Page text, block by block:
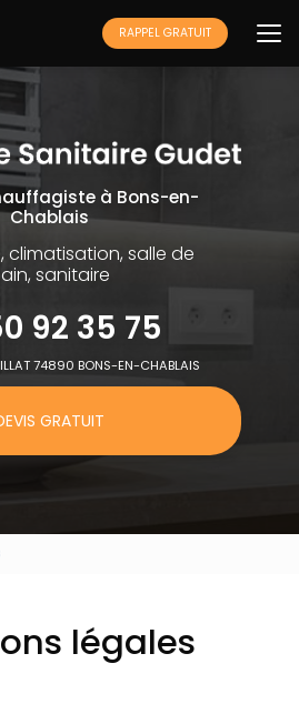
RAPPEL GRATUIT
à Bons-en-
Chablais
climatisation, salle de
sanitaire
92 35 75
74890 BONS-EN-CHABLAIS
GRATUIT
légales